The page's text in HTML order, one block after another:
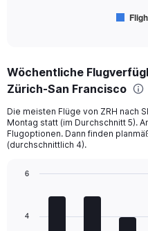
Range:
6
The
chart
has
displaying
of
Wöchentliche
Zürich-San Francisco
Die meisten Flüge von ZRH nach
Montag statt (im Durchschnitt 5).
Flugoptionen. Dann finden
(durchschnittlich 4).
with
graphic.
4
6